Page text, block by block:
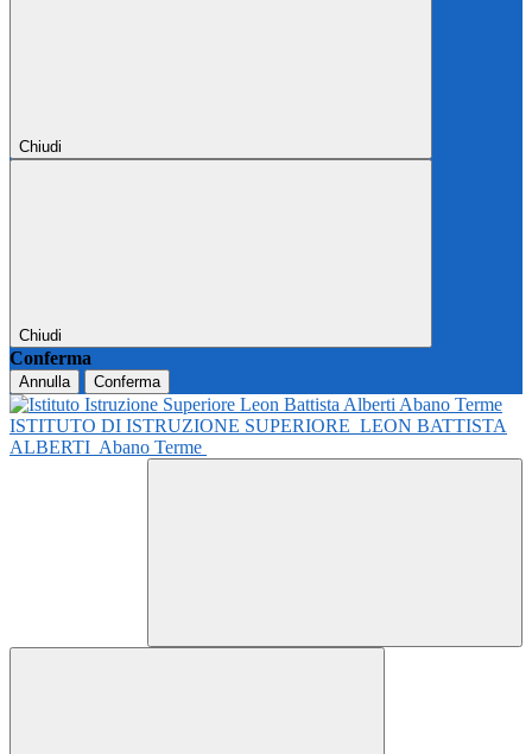
Chiudi
Chiudi
Conferma
Annulla Conferma
ISTITUTO DI ISTRUZIONE SUPERIORE LEON BATTISTA
ALBERTI Abano Terme